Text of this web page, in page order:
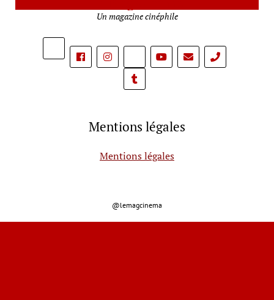
Un magazine cinéphile
phone
Mentions légales
Mentions légales
@lemagcinema